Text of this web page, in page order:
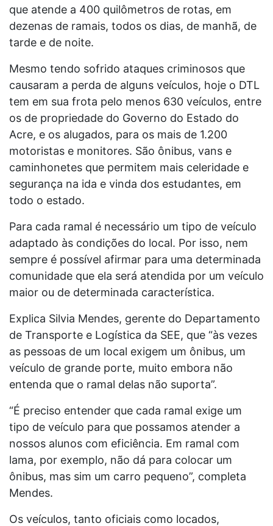
que atende a 400 quilômetros de rotas, em
dezenas de ramais, todos os dias, de manhã, de
tarde e de noite.
Mesmo tendo sofrido ataques criminosos que
causaram a perda de alguns veículos, hoje o DTL
tem em sua frota pelo menos 630 veículos, entre
os de propriedade do Governo do Estado do
Acre, e os alugados, para os mais de 1.200
motoristas e monitores. São ônibus, vans e
caminhonetes que permitem mais celeridade e
segurança na ida e vinda dos estudantes, em
todo o estado.
Para cada ramal é necessário um tipo de veículo
adaptado às condições do local. Por isso, nem
sempre é possível afirmar para uma determinada
comunidade que ela será atendida por um veículo
maior ou de determinada característica.
Explica Silvia Mendes, gerente do Departamento
de Transporte e Logística da SEE, que “às vezes
as pessoas de um local exigem um ônibus, um
veículo de grande porte, muito embora não
entenda que o ramal delas não suporta”.
“É preciso entender que cada ramal exige um
tipo de veículo para que possamos atender a
nossos alunos com eficiência. Em ramal com
lama, por exemplo, não dá para colocar um
ônibus, mas sim um carro pequeno”, completa
Mendes.
Os veículos, tanto oficiais como locados,